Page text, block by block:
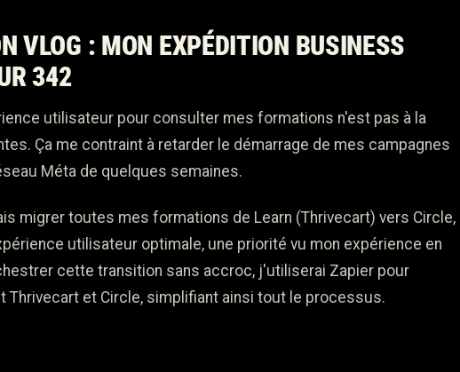
VLOG : MON EXPÉDITION BUSINESS
342
utilisateur pour consulter mes formations n'est pas à la
Ça me contraint à retarder le démarrage de mes campagnes
Méta de quelques semaines.
migrer toutes mes formations de Learn (Thrivecart) vers Circle,
utilisateur optimale, une priorité vu mon expérience en
cette transition sans accroc, j'utiliserai Zapier pour
Thrivecart et Circle, simplifiant ainsi tout le processus.